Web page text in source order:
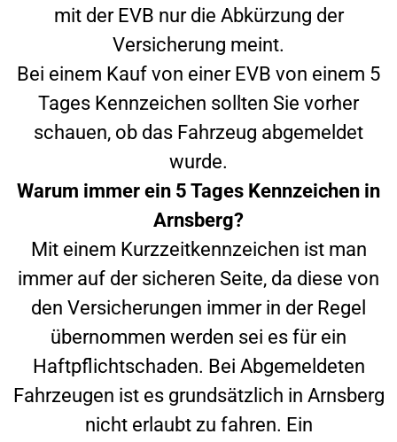
mit der EVB nur die Abkürzung der
Versicherung meint.
Bei einem Kauf von einer EVB von einem 5
Tages Kennzeichen sollten Sie vorher
schauen, ob das Fahrzeug abgemeldet
wurde.
Warum immer ein 5 Tages Kennzeichen in
Arnsberg?
Mit einem Kurzzeitkennzeichen ist man
immer auf der sicheren Seite, da diese von
den Versicherungen immer in der Regel
übernommen werden sei es für ein
Haftpflichtschaden. Bei Abgemeldeten
Fahrzeugen ist es grundsätzlich in Arnsberg
nicht erlaubt zu fahren. Ein